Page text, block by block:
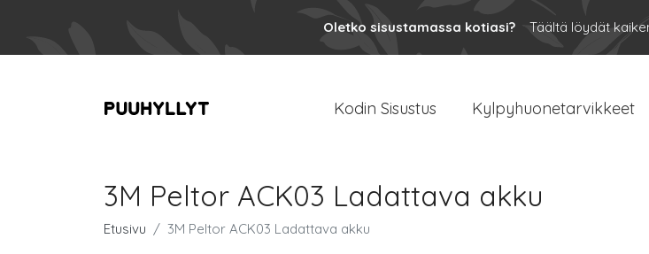
Oletko sisustamassa kotiasi? Täältä löydät
Kodin Sisustus Kylpyhuonetarvikkeet
3M Peltor ACK03 Ladattava akku
Etusivu 3M Peltor ACK03 Ladattava akku